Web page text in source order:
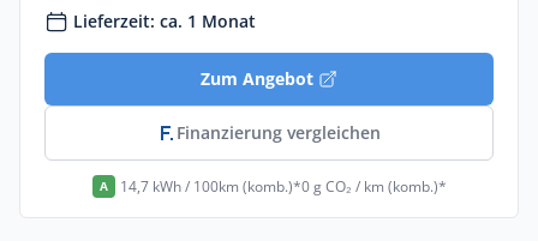
Lieferzeit: ca. 1 Monat
Zum Angebot
Finanzierung vergleichen
A 14,7 kWh / 100km (komb.)*0 g CO₂ / km (komb.)*